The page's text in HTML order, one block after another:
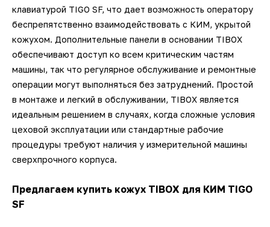
клавиатурой TIGO SF, что дает возможность оператору
беспрепятственно взаимодействовать с КИМ, укрытой
кожухом. Дополнительные панели в основании TIBOX
обеспечивают доступ ко всем критическим частям
машины, так что регулярное обслуживание и ремонтные
операции могут выполняться без затруднений. Простой
в монтаже и легкий в обслуживании, TIBOX является
идеальным решением в случаях, когда сложные условия
цеховой эксплуатации или стандартные рабочие
процедуры требуют наличия у измерительной машины
сверхпрочного корпуса.
Предлагаем купить кожух TIBOX для КИМ TIGO
SF